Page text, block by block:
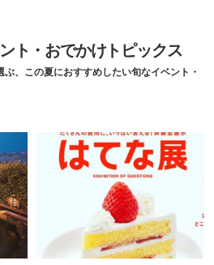
ト・おでかけトピックス
、この夏におすすめしたい旬なイベント・